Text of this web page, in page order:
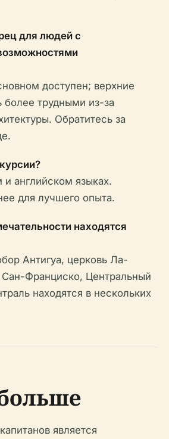
для людей с
доступен; верхние
более трудными из-за
Обратитесь за
английском языках.
для лучшего опыта.
находятся
Антигуа, церковь Ла-
Франциско, Центральный
находятся в нескольких
является